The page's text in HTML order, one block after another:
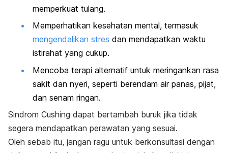
memperkuat tulang.
Memperhatikan kesehatan mental, termasuk
mengendalikan stres dan mendapatkan waktu
istirahat yang cukup.
Mencoba terapi alternatif untuk meringankan rasa
sakit dan nyeri, seperti berendam air panas, pijat,
dan senam ringan.
Sindrom Cushing dapat bertambah buruk jika tidak
segera mendapatkan perawatan yang sesuai.
Oleh sebab itu, jangan ragu untuk berkonsultasi dengan